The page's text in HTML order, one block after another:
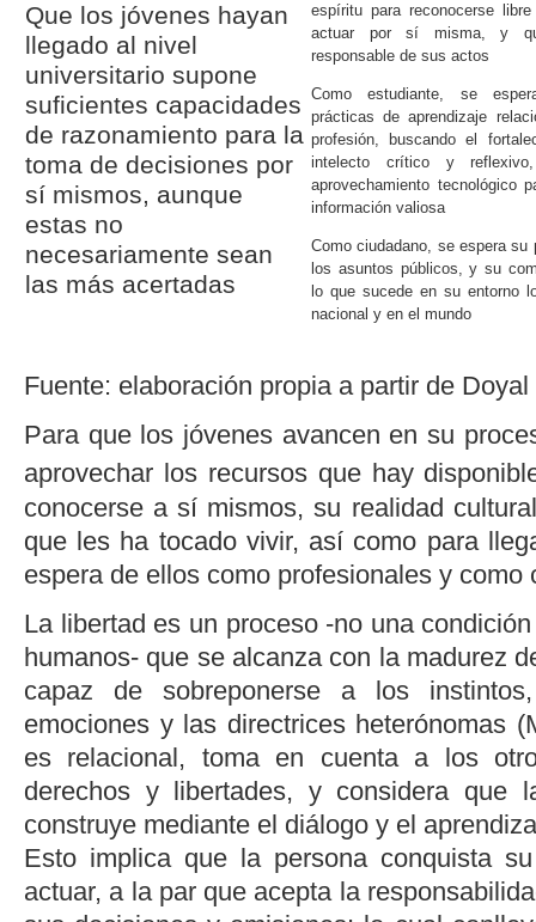
Que los jóvenes hayan
llegado al nivel
universitario supone
suficientes capacidades
de razonamiento para la
toma de decisiones por
sí mismos, aunque
estas no
necesariamente sean
las más acertadas
espíritu para reconocerse
actuar por sí misma, y
responsable de sus actos
Como estudiante, se
prácticas de aprendizaje
profesión, buscando el
intelecto crítico y
aprovechamiento tecnológico
información valiosa
Como ciudadano, se espera su
los asuntos públicos, y su
lo que sucede en su entorno
nacional y en el mundo
Fuente: elaboración propia a partir de Doyal
Para que los jóvenes avancen en su
aprovechar los recursos que hay
conocerse a sí mismos, su realidad
que les ha tocado vivir, así como para
espera de ellos como profesionales y como
La libertad es un proceso -no una
humanos- que se alcanza con la madurez
capaz de sobreponerse a los
emociones y las directrices heterónomas (
es relacional, toma en cuenta a los
derechos y libertades, y considera que
construye mediante el diálogo y el
Esto implica que la persona conquista
actuar, a la par que acepta la